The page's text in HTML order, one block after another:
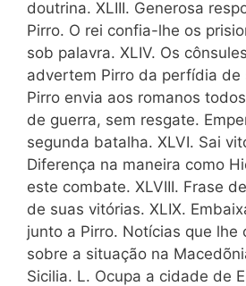
doutrina. XLIII. Generosa
Pirro. O rei confia-lhe os
sob palavra. XLIV. Os
advertem Pirro da perfídia de
Pirro envia aos romanos
de guerra, sem resgate.
segunda batalha. XLVI. Sai
Diferença na maneira como
este combate. XLVIII. Frase
de suas vitórias. XLIX.
junto a Pirro. Notícias que lhe
sobre a situação na
Sicilia. L. Ocupa a cidade de